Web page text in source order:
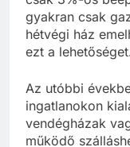
gyakran csak
hétvégi ház
ezt a
Az utóbbi
ingatlanokon
vendégházak
működő